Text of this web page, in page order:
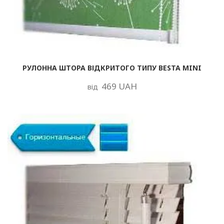
РУЛОННА ШТОРА ВІДКРИТОГО ТИПУ BESTA MINI
від 469 UAH